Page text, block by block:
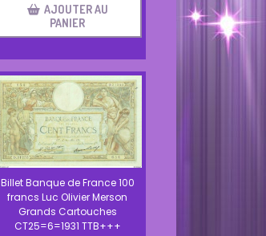
AJOUTER AU
PANIER
Billet Banque de France 100
francs Luc Olivier Merson
Grands Cartouches
CT25=6=1931 TTB+++